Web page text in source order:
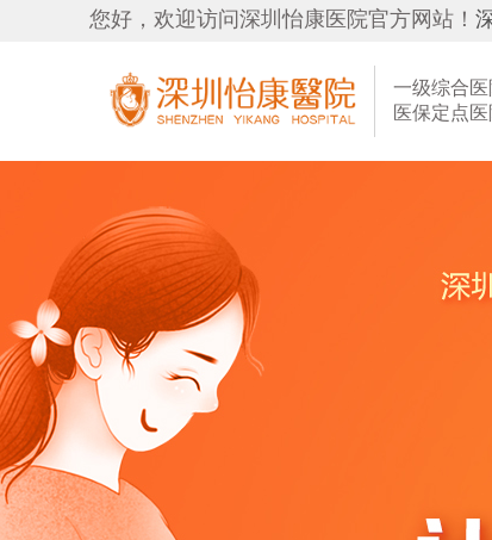
您好，欢迎访问深圳怡康医院官方网站！
一级综合医
医保定点医